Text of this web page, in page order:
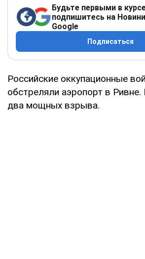
Будьте первыми в
подпишитесь на
Google
Подписаться
Российские оккупационные
обстреляли аэропорт в
два мощных взрыва.